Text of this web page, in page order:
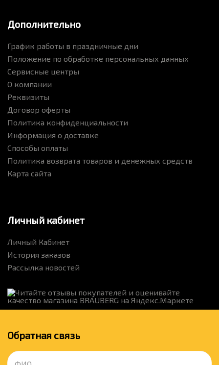
Дополнительно
График работы в праздничные дни
Положение по обработке персональных данных
Сервисные центры
О компании
Реквизиты
Договор оферты
Политика конфиденциальности
Информация о доставке
Способы оплаты
Политика возврата товаров и денежных средств
Карта сайта
Личный кабинет
Личный Кабинет
История заказов
Рассылка новостей
Обратная связь